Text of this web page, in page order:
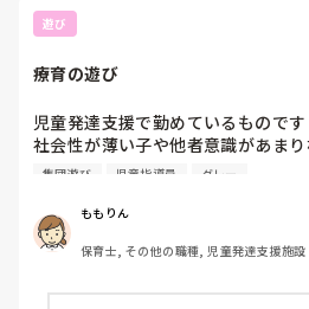
絶好調！
そんななか母の妊娠がわかり、11月
はじめのうちは、変化はありません
着替え⇨できない、やってやってと
食事⇨たべさせて。
ことあるごとに泣き，担任の私も滅
る。環境が変わったことはわかりま
だけどそこに対応できないくらい，
手洗いなど一緒にやりつつも「あれ
った！先生の力が弱いのかなぁ？
出してやろうとしてくれたりしたら
よ！」等と褒めて、自信をもたせて
せん。
絶対上手くいくということはないけ
がることを願います。
ちいかわさん本当にお疲れ様です！
遊び
療育の遊び
児童発達支援で勤めているものです
社会性が薄い子や他者意識があま
りを楽しむ遊びや協調性などを育
だきたいです！
アナログゲームやボードゲーム、何
ーツバスケット系の遊び等なんでも
集団遊び 児童指導員 グレー
ももりん
保育士, その他の職種, 児童発達支援施設